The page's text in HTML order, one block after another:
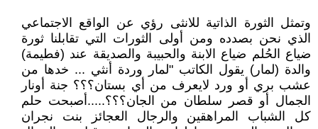
وتمثل الثورة الذاتية للانثى رؤي عن الواقع الاجتماعي
الذي نحن بصدده ومن أولى الثورات التي تقابلنا ثورة
ضياع الحُلم ضياع الابنة والحبيبة والصديقة عند (فطيمة)
والدة (لمار) يقول الكاتب "لمار وردة أنثي ... خدها من
عشب بري أو ورد لايعرف من أي بستان؟؟؟ جنة أونار
الجمال أو قصر سلطان من الجان؟؟؟.....أصبحت حلم
كل الشباب المراهقين والرجال العجائز بنت نجران